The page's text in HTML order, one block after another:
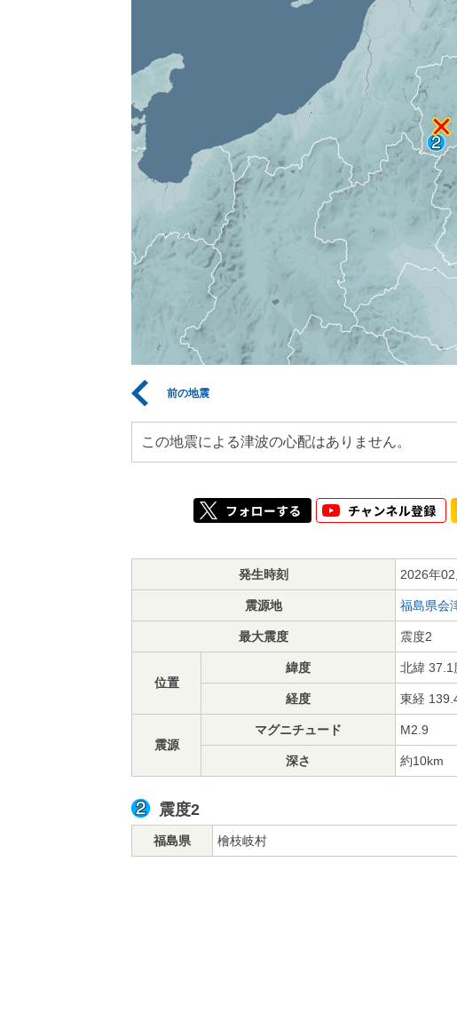
前の地震
この地震による津波の心配はありません。
発生時刻 2026年
震源地 福島県会
最大震度 震度2
位置
緯度 北緯 37.1
経度 東経
震源
マグニチュード M2.9
深さ 約10km
震度2
福島県 檜枝岐村